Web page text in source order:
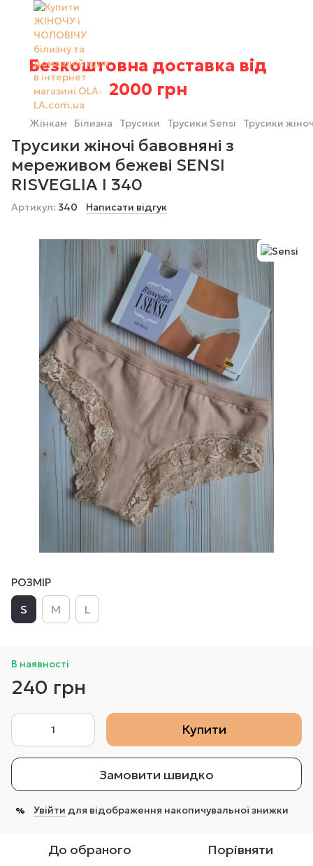
Безкоштовна доставка від
2000 грн
Жінкам Білизна Трусики Трусики Sensi Трусики
Трусики жіночі бавовняні з
мереживом бежеві SENSI
RISVEGLIA I 340
Артикул: 340 Написати відгук
РОЗМІР
S M L
В наявності
240 грн
Купити
Замовити швидко
% Увійти для відображення накопичувальної знижки
До обраного Порівняти